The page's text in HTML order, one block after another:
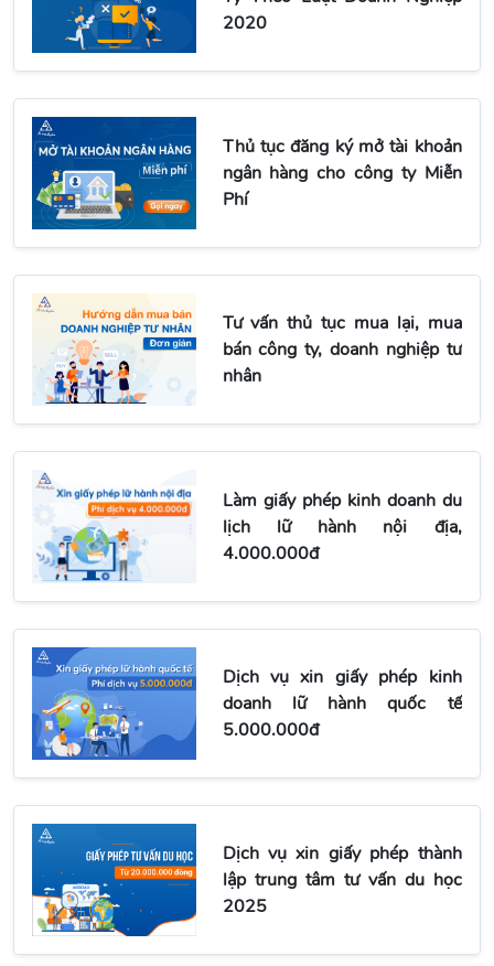
2020
Thủ tục đăng ký mở tài khoản
ngân hàng cho công ty Miễn
Phí
Tư vấn thủ tục mua lại, mua
bán công ty, doanh nghiệp tư
nhân
Làm giấy phép kinh doanh du
lịch lữ hành nội địa,
4.000.000đ
Dịch vụ xin giấy phép kinh
doanh lữ hành quốc tế
5.000.000đ
Dịch vụ xin giấy phép thành
lập trung tâm tư vấn du học
2025